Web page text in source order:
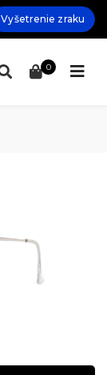
Vyšetrenie zraku
0